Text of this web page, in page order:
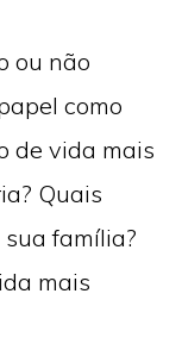
ou não
como
de vida mais
Quais
família?
mais